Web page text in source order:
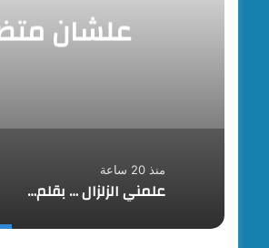
علشان
منذ 20 ساعة
علمني الزلزال … بقلم / د . رجب عبد اللطيف محمد